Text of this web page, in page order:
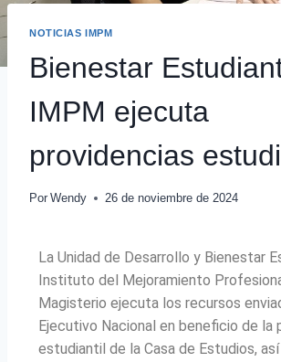
NOTICIAS IMPM
Bienestar
IMPM ejecuta
providencias
Por Wendy 26 de noviembre de 2024
La Unidad de Desarrollo y Bienestar
Instituto del Mejoramiento
Magisterio ejecuta los recursos
Ejecutivo Nacional en beneficio de la
estudiantil de la Casa de Estudios,